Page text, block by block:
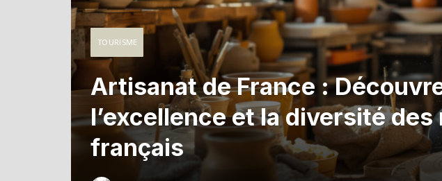
TOURISME
Artisanat de France :
l’excellence et la diversité des
français